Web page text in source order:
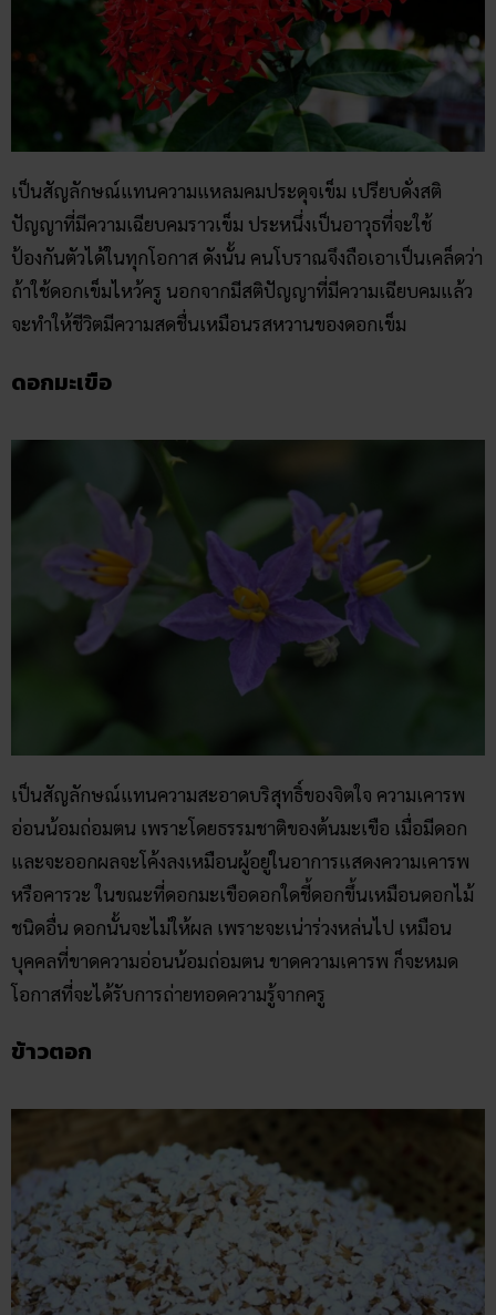
เป็นสัญลักษณ์แทนความแหลมคมประดุจเข็ม เปรียบดั่งสติ
ปัญญาที่มีความเฉียบคมราวเข็ม ประหนึ่งเป็นอาวุธที่จะใช้
ป้องกันตัวได้ในทุกโอกาส ดังนั้น คนโบราณจึงถือเอาเป็นเคล็ดว่า
ถ้าใช้ดอกเข็มไหว้ครู นอกจากมีสติปัญญาที่มีความเฉียบคมแล้ว
จะทำให้ชีวิตมีความสดชื่นเหมือนรสหวานของดอกเข็ม
ดอกมะเขือ
เป็นสัญลักษณ์แทนความสะอาดบริสุทธิ์ของจิตใจ ความเคารพ
อ่อนน้อมถ่อมตน เพราะโดยธรรมชาติของต้นมะเขือ เมื่อมีดอก
และจะออกผลจะโค้งลงเหมือนผู้อยู่ในอาการแสดงความเคารพ
หรือคารวะ ในขณะที่ดอกมะเขือดอกใดชี้ดอกขึ้นเหมือนดอกไม้
ชนิดอื่น ดอกนั้นจะไม่ให้ผล เพราะจะเน่าร่วงหล่นไป เหมือน
บุคคลที่ขาดความอ่อนน้อมถ่อมตน ขาดความเคารพ ก็จะหมด
โอกาสที่จะได้รับการถ่ายทอดความรู้จากครู
ข้าวตอก